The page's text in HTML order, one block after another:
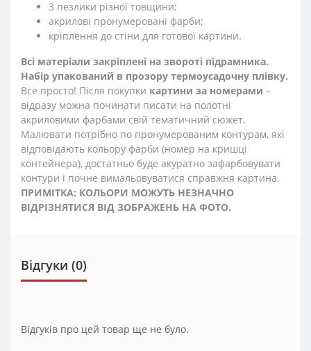
3 пезлики різної товщини;
акрилові пронумеровані фарби;
кріплення до стіни для готової картини.
Всі матеріали закріплені на звороті підрамника.
Набір упакований в прозору термоусадочну плівку.
Все просто! Після покупки картини за номерами –
відразу можна починати писати на полотні
акриловими фарбами свій тематичний сюжет.
Малювати потрібно по пронумерованим контурам, які
відповідають кольору фарби (номер на кришці
контейнера), достатньо буде акуратно зафарбовувати
контури і почне вимальовуватися справжня картина.
ПРИМІТКА: КОЛЬОРИ МОЖУТЬ НЕЗНАЧНО
ВІДРІЗНЯТИСЯ ВІД ЗОБРАЖЕНЬ НА ФОТО.
Відгуки (0)
Відгуків про цей товар ще не було.